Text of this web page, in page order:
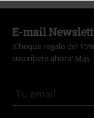
E-mail
¡Cheque regalo del
suscríbete ahora! Más